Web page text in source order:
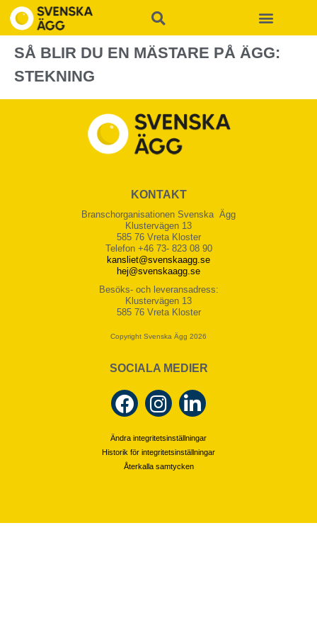
SÅ BLIR DU EN MÄSTARE PÅ ÄGG:
STEKNING
KONTAKT
Branschorganisationen Svenska Ägg
Klustervägen 13
585 76 Vreta Kloster
Telefon +46 73- 823 08 90
kansliet@svenskaagg.se
hej@svenskaagg.se
Besöks- och leveransadress:
Klustervägen 13
585 76 Vreta Kloster
Copyright Svenska Ägg 2026
SOCIALA MEDIER
Ändra integritetsinställningar
Historik för integritetsinställningar
Återkalla samtycken